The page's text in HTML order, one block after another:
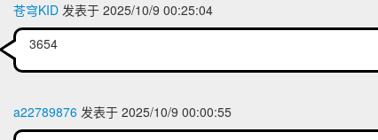
苍穹KID发表于 2025/10/9 00:25:04
3654
a22789876 发表于 2025/10/9 00:00:55